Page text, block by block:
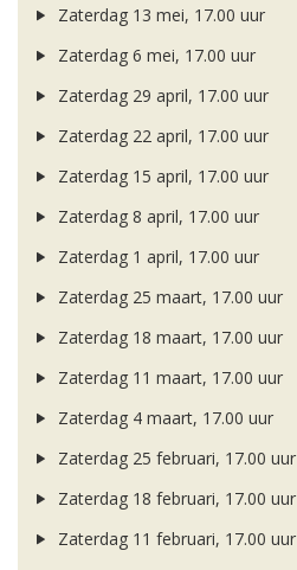
Zaterdag 13 mei, 17.00 uur
Zaterdag 6 mei, 17.00 uur
Zaterdag 29 april, 17.00 uur
Zaterdag 22 april, 17.00 uur
Zaterdag 15 april, 17.00 uur
Zaterdag 8 april, 17.00 uur
Zaterdag 1 april, 17.00 uur
Zaterdag 25 maart, 17.00 uur
Zaterdag 18 maart, 17.00 uur
Zaterdag 11 maart, 17.00 uur
Zaterdag 4 maart, 17.00 uur
Zaterdag 25 februari, 17.00 uur
Zaterdag 18 februari, 17.00 uur
Zaterdag 11 februari, 17.00 uur